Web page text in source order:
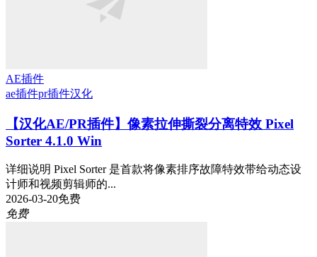
AE插件
ae插件pr插件汉化
【汉化AE/PR插件】像素拉伸撕裂分离特效 Pixel
Sorter 4.1.0 Win
详细说明 Pixel Sorter 是首款将像素排序故障特效带给动态设
计师和视频剪辑师的...
2026-03-20免费
免费